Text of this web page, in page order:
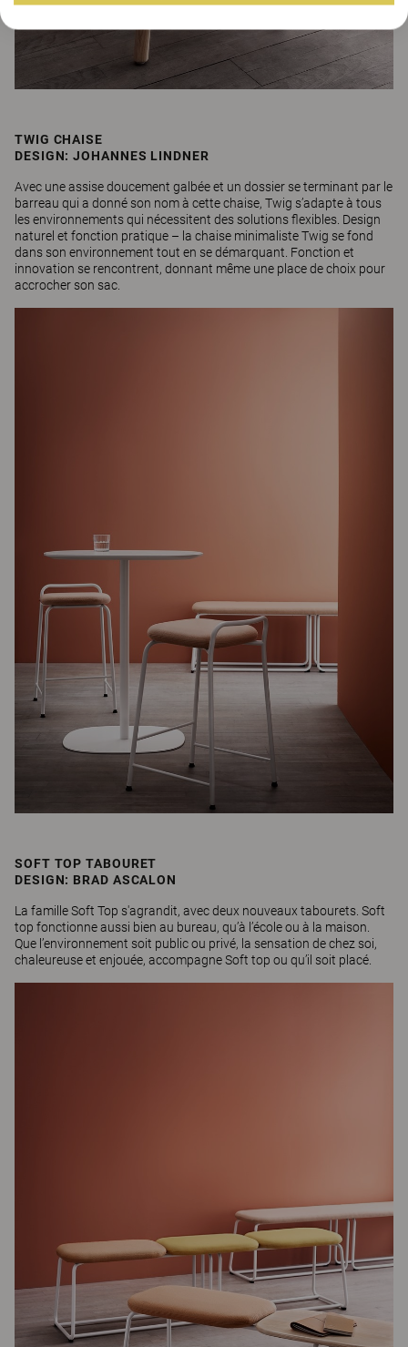
TWIG CHAISE
DESIGN: JOHANNES LINDNER
Avec une assise doucement galbée et un dossier se terminant par le
barreau qui a donné son nom à cette chaise, Twig s’adapte à tous
les environnements qui nécessitent des solutions flexibles. Design
naturel et fonction pratique – la chaise minimaliste Twig se fond
dans son environnement tout en se démarquant. Fonction et
innovation se rencontrent, donnant même une place de choix pour
accrocher son sac.
SOFT TOP TABOURET
DESIGN: BRAD ASCALON
La famille Soft Top s'agrandit, avec deux nouveaux tabourets. Soft
top fonctionne aussi bien au bureau, qu’à l’école ou à la maison.
Que l’environnement soit public ou privé, la sensation de chez soi,
chaleureuse et enjouée, accompagne Soft top ou qu’il soit placé.